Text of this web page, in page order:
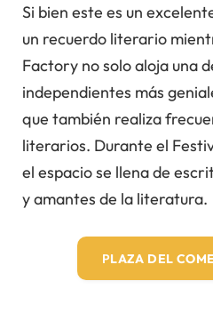
Si bien este es un
un recuerdo literario
Factory no solo aloja una
independientes más
que también realiza
literarios. Durante el
el espacio se llena de
y amantes de la literatura.
PLAZA DEL